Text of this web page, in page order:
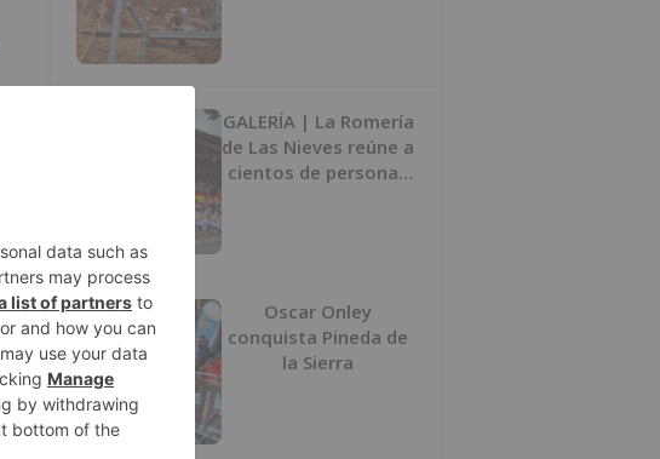
GALERÍA | La Romería
de Las Nieves reúne a
cientos de personas
3
Oscar Onley
conquista Pineda de
la Sierra